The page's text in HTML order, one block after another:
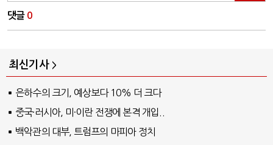
댓글 0
최신기사
은하수의 크기, 예상보다 10% 더 크다
중국·러시아, 미·이란 전쟁에 본격 개입..
백악관의 대부, 트럼프의 마피아 정치